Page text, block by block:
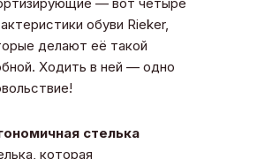
обуви Rieker,
делают её такой
Ходить в ней — одно
стелька
которая